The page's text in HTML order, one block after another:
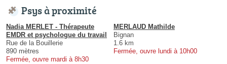
Psys à proximité
Nadia MERLET - Thérapeute
EMDR et psychologue du travail
Rue de la Bouillerie
890 mètres
Fermée, ouvre mardi à 8h30
MERLAUD Mathilde
Bignan
1.6 km
Fermée, ouvre lundi à 10h00